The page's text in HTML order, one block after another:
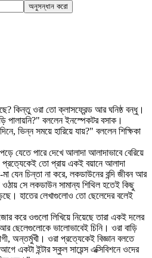
অনুসন্ধান করো
কিন্তু ওরা তো ক্লাসফ্রেন্ড আর ঘনিষ্ঠ বন্ধু।
পালায়নি?" বললেন ইনস্পেকটর বসাক।
ভিন্ন সময়ে হারিয়ে যায়?" বললেন শিক্ষিকা
যেতে পারে দেখে আলাদা আলাদাভাবে বেরিয়ে
প্রত্যেকেই তো প্রায় একই বয়ানে আলাদা
মা যেন চিন্তা না করে, লকডাউনের বন্দি জীবন আর
সে লকডাউন সামান্য শিথিল হতেই কিছু
হাতের লেখাগুলোও তো ছেলেদের বলেই
করে ওগুলো লিখিয়ে নিয়েছে তারা একই দলের
ছেলেগুলোকে ভালোভাবেই চিনি। ওরা বাড়ি
অন্তর্মুখী। ওরা প্রত্যেকেই বিজ্ঞান বলতে
একটা ইন্টার স্কুল সায়েন্স এক্সিবিশনে ওদের